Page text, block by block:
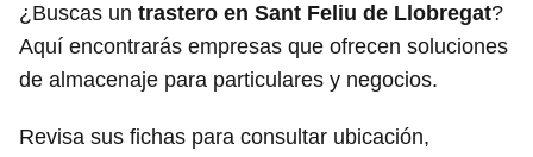
¿Buscas un trastero en Sant Feliu de Llobregat?
Aquí encontrarás empresas que ofrecen soluciones
de almacenaje para particulares y negocios.
Revisa sus fichas para consultar ubicación,